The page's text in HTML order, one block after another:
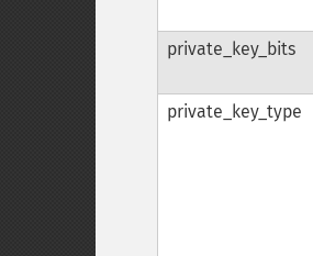
private_key_bits
private_key_type